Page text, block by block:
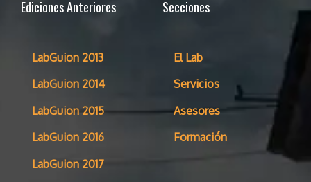
Ediciones Anteriores
LabGuion 2013
LabGuion 2014
LabGuion 2015
LabGuion 2016
LabGuion 2017
Secciones
El Lab
Servicios
Asesores
Formación